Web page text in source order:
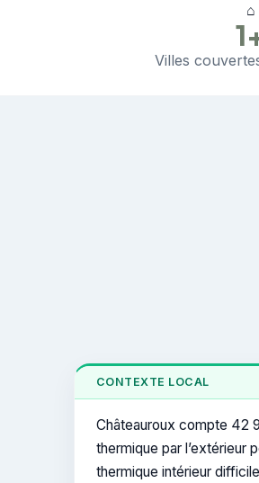
⌂
Villes
CONTEXTE LOCAL
Châteauroux compte 42
thermique par l’extérieur
thermique intérieur